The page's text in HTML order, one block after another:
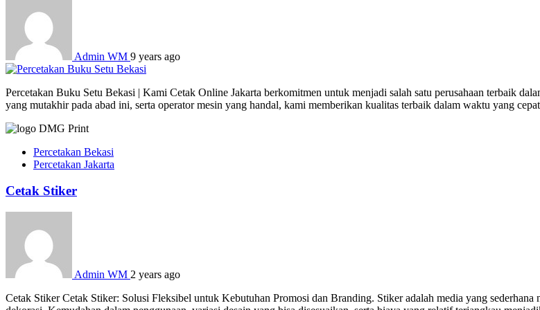
Admin WM 9 years ago
Percetakan Buku Setu Bekasi | Kami Cetak Online Jakarta berkomitmen untuk menjadi salah satu perusahaan terbaik
yang mutakhir pada abad ini, serta operator mesin yang handal, kami memberikan kualitas terbaik dalam waktu yang
Percetakan Bekasi
Percetakan Jakarta
Cetak Stiker
Admin WM 2 years ago
Cetak Stiker Cetak Stiker: Solusi Fleksibel untuk Kebutuhan Promosi dan Branding. Stiker adalah media yang